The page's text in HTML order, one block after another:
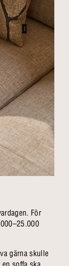
För
gärna skulle
soffa ska